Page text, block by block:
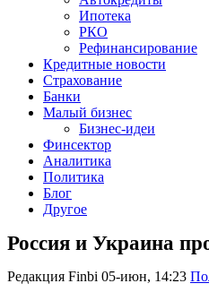
Ипотека
РКО
Рефинансирование
Кредитные новости
Страхование
Банки
Малый бизнес
Бизнес-идеи
Финсектор
Аналитика
Политика
Блог
Другое
Россия и Украина
Редакция Finbi 05-июн, 14:23